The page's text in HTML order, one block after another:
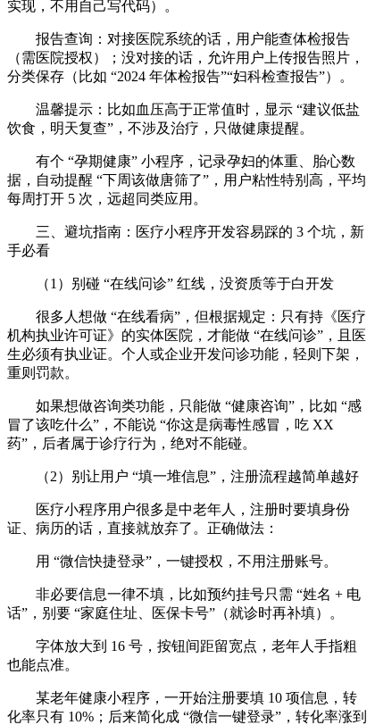
实现，不用自己写代码）。
报告查询：对接医院系统的话，用户能查体检报告
（需医院授权）；没对接的话，允许用户上传报告照片，
分类保存（比如 “2024 年体检报告”“妇科检查报告”）。
温馨提示：比如血压高于正常值时，显示 “建议低盐
饮食，明天复查”，不涉及治疗，只做健康提醒。
有个 “孕期健康” 小程序，记录孕妇的体重、胎心数
据，自动提醒 “下周该做唐筛了”，用户粘性特别高，平均
每周打开 5 次，远超同类应用。
三、避坑指南：医疗小程序开发容易踩的 3 个坑，新
手必看
（1）别碰 “在线问诊” 红线，没资质等于白开发
很多人想做 “在线看病”，但根据规定：只有持《医疗
机构执业许可证》的实体医院，才能做 “在线问诊”，且医
生必须有执业证。个人或企业开发问诊功能，轻则下架，
重则罚款。
如果想做咨询类功能，只能做 “健康咨询”，比如 “感
冒了该吃什么”，不能说 “你这是病毒性感冒，吃 XX
药”，后者属于诊疗行为，绝对不能碰。
（2）别让用户 “填一堆信息”，注册流程越简单越好
医疗小程序用户很多是中老年人，注册时要填身份
证、病历的话，直接就放弃了。正确做法：
用 “微信快捷登录”，一键授权，不用注册账号。
非必要信息一律不填，比如预约挂号只需 “姓名 + 电
话”，别要 “家庭住址、医保卡号”（就诊时再补填）。
字体放大到 16 号，按钮间距留宽点，老年人手指粗
也能点准。
某老年健康小程序，一开始注册要填 10 项信息，转
化率只有 10%；后来简化成 “微信一键登录”，转化率涨到